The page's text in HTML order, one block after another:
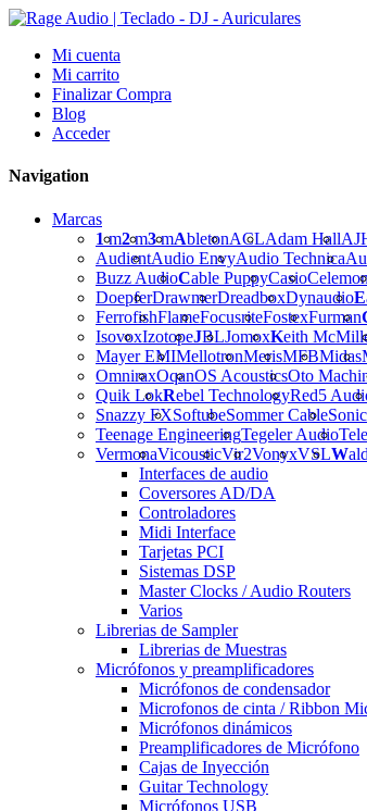
Mi cuenta
Mi carrito
Finalizar Compra
Blog
Acceder
Navigation
Marcas
1m2m3mAbletonACLAdam Hall
AudientAudio EnvyAudio Technica
Buzz AudioCable PuppyCasio
DoepferDrawmerDreadboxDynaudioE
FerrofishFlameFocusriteFostexFurman
IsovoxIzotopeJBLJomoxKeith
Mayer EMIMellotronMerisMFBMidas
OmniraxOqanOS AcousticsOto
Quik LokRebel TechnologyRed5
Snazzy FXSoftubeSommer Cable
Teenage EngineeringTegeler Audio
VermonaVicousticVir2VonyxVSLW
Interfaces de audio
Coversores AD/DA
Controladores
Midi Interface
Tarjetas PCI
Sistemas DSP
Master Clocks / Audio Routers
Varios
Librerias de Sampler
Librerias de Muestras
Micrófonos y preamplificadores
Micrófonos de condensador
Microfonos de cinta / Ribbon
Micrófonos dinámicos
Preamplificadores de Micrófono
Cajas de Inyección
Guitar Technology
Micrófonos USB